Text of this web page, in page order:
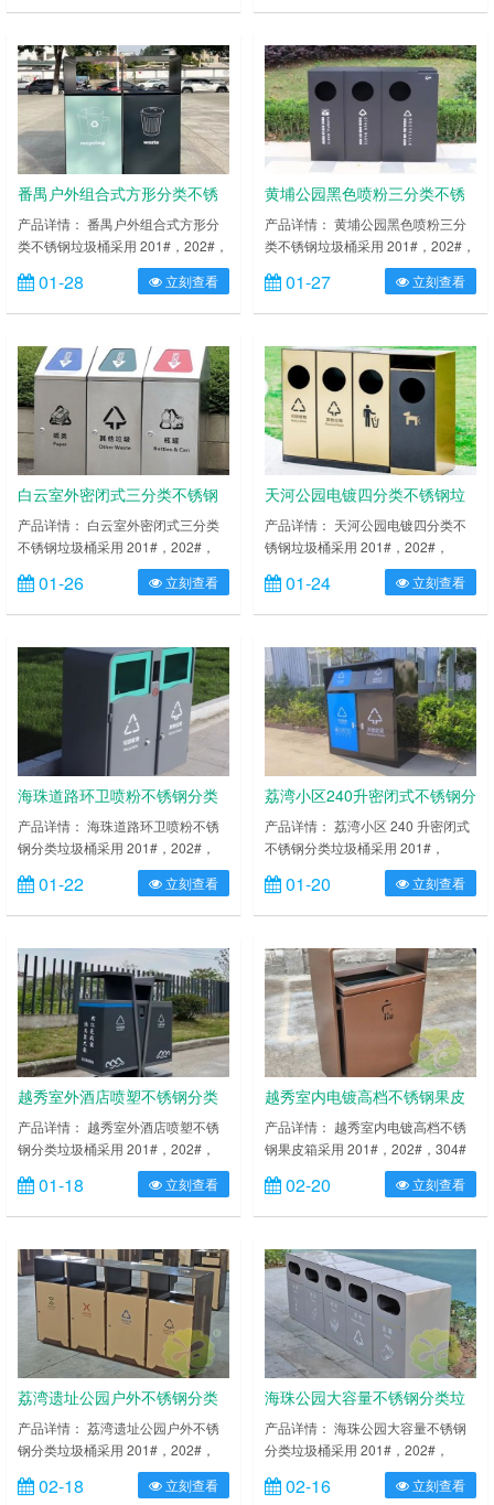
低温，适合各种恶劣气候条件；金属
场、商场高档场所；内外表面光洁，
减少垃圾残留，易于清洁；配置镀锌
板内桶，便于垃圾清倒；激光切割开
料，尺寸精准，投口无缝焊接成型，
打磨抛光处理圆滑不割手，……
低温，适合各种恶劣气候条件；金属
场、商场高档场所；内外表面光洁，
减少垃圾残留，易于清洁；配置镀锌
板内桶，便于垃圾清倒；激光切割开
料，尺寸精准，投口无缝焊接成型，
打磨抛光处理圆滑不割手，……
番禺户外组合式方形分类不锈
钢垃圾桶
产品详情： 番禺户外组合式方形分
类不锈钢垃圾桶采用 201#，202#，
304#优质不锈钢材料模压成型，坚
固耐用，不易破损；耐火安全，抗高
低温，适合各种恶劣气候条件；金属
场、商场高档场所；内外表面光洁，
减少垃圾残留，易于清洁；配置镀锌
板内桶，便于垃圾清倒；激光切割开
料，尺寸精准，投口无缝焊接成型，
打磨抛光处理圆滑不割手，传……
01-28 立刻查看
黄埔公园黑色喷粉三分类不锈
钢垃圾桶
产品详情： 黄埔公园黑色喷粉三分
类不锈钢垃圾桶采用 201#，202#，
304#优质不锈钢材料模压成型，坚
固耐用，不易破损；耐火安全，抗高
低温，适合各种恶劣气候条件；金属
场、商场高档场所；内外表面光洁，
减少垃圾残留，易于清洁；配置镀锌
板内桶，便于垃圾清倒；激光切割开
料，尺寸精准，投口无缝焊接成型，
打磨抛光处理圆滑不割手……
01-27 立刻查看
白云室外密闭式三分类不锈钢
垃圾桶
产品详情： 白云室外密闭式三分类
不锈钢垃圾桶采用 201#，202#，
304#优质不锈钢材料模压成型，坚
固耐用，不易破损；耐火安全，抗高
低温，适合各种恶劣气候条件；金属
场、商场高档场所；内外表面光洁，
减少垃圾残留，易于清洁；配置镀锌
板内桶，便于垃圾清倒；激光切割开
料，尺寸精准，投口无缝焊接成型，
打磨抛光处理圆滑不割手，传志……
01-26 立刻查看
天河公园电镀四分类不锈钢垃
圾桶
产品详情： 天河公园电镀四分类不
锈钢垃圾桶采用 201#，202#，
304#优质不锈钢材料模压成型，坚
固耐用，不易破损；耐火安全，抗高
低温，适合各种恶劣气候条件；金属
场、商场高档场所；内外表面光洁，
减少垃圾残留，易于清洁；配置镀锌
板内桶，便于垃圾清倒；激光切割开
料，尺寸精准，投口无缝焊接成型，
打磨抛光处理圆滑不割手，传志
01-24 立刻查看
海珠道路环卫喷粉不锈钢分类
垃圾桶
产品详情： 海珠道路环卫喷粉不锈
钢分类垃圾桶采用 201#，202#，
304#优质不锈钢材料模压成型，坚
固耐用，不易破损；耐火安全，抗高
低温，适合各种恶劣气候条件；金属
场、商场高档场所；内外表面光洁，
减少垃圾残留，易于清洁；配置镀锌
板内桶，便于垃圾清倒；激光切割开
料，尺寸精准，投口无缝焊接成型，
打磨抛光处理圆滑不割手……
01-22 立刻查看
荔湾小区240升密闭式不锈钢分
类垃圾桶
产品详情： 荔湾小区 240 升密闭式
不锈钢分类垃圾桶采用 201#，
202#，304#优质不锈钢材料模压成
型，坚固耐用，不易破损；耐火安
全，抗高低温，适合各种恶劣气候条
于各种机场、商场高档场所；内外表
面光洁，减少垃圾残留，易于清洁；
配置镀锌板内桶，便于垃圾清倒；激
光切割开料，尺寸精准，投口无缝焊
接成型，打磨抛光处理圆……
01-20 立刻查看
越秀室外酒店喷塑不锈钢分类
垃圾桶
产品详情： 越秀室外酒店喷塑不锈
钢分类垃圾桶采用 201#，202#，
304#优质不锈钢材料模压成型，坚
固耐用，不易破损；耐火安全，抗高
低温，适合各种恶劣气候条件；金属
场、商场高档场所；内外表面光洁，
减少垃圾残留，易于清洁；配置镀锌
板内桶，便于垃圾清倒；激光切割开
料，尺寸精准，投口无缝焊接成型，
打磨抛光处理圆滑不割手，传志……
01-18 立刻查看
越秀室内电镀高档不锈钢果皮
箱
产品详情： 越秀室内电镀高档不锈
钢果皮箱采用 201#，202#，304#
优质不锈钢材料模压成型，坚固耐
用，不易破损；耐火安全，抗高低
温，适合各种恶劣气候条件；金属亮
场、商场高档场所；内外表面光洁，
减少垃圾残留，易于清洁；配置镀锌
板内桶，便于垃圾清倒；激光切割开
料，尺寸精准，投口无缝焊接成型，
打磨抛光处理圆滑不割手，传志……
02-20 立刻查看
荔湾遗址公园户外不锈钢分类
垃圾桶
产品详情： 荔湾遗址公园户外不锈
钢分类垃圾桶采用 201#，202#，
304#优质不锈钢材料模压成型，坚
固耐用，不易破损；耐火安全，抗高
02-18 立刻查看
海珠公园大容量不锈钢分类垃
圾桶
产品详情： 海珠公园大容量不锈钢
分类垃圾桶采用 201#，202#，
304#优质不锈钢材料模压成型，坚
固耐用，不易破损；耐火安全，抗高
02-16 立刻查看